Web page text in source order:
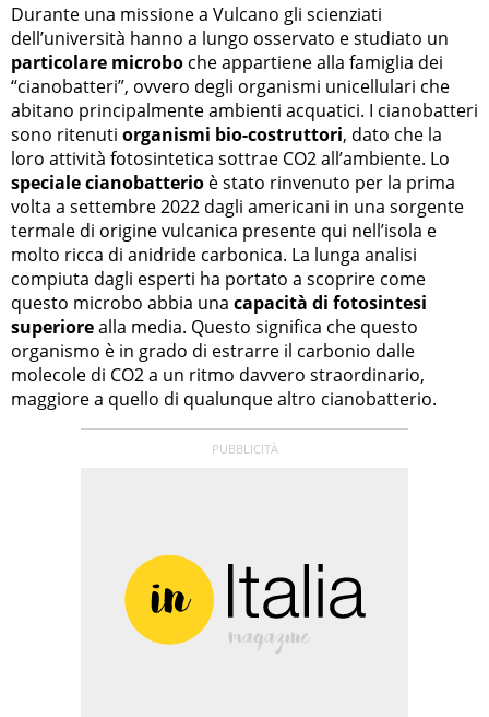
Durante una missione a Vulcano gli scienziati
dell’università hanno a lungo osservato e studiato un
particolare microbo che appartiene alla famiglia dei
“cianobatteri”, ovvero degli organismi unicellulari che
abitano principalmente ambienti acquatici. I cianobatteri
sono ritenuti organismi bio-costruttori, dato che la
loro attività fotosintetica sottrae CO2 all’ambiente. Lo
speciale cianobatterio è stato rinvenuto per la prima
volta a settembre 2022 dagli americani in una sorgente
termale di origine vulcanica presente qui nell’isola e
molto ricca di anidride carbonica. La lunga analisi
compiuta dagli esperti ha portato a scoprire come
questo microbo abbia una capacità di fotosintesi
superiorealla media. Questo significa che questo
organismo è in grado di estrarre il carbonio dalle
molecole di CO2 a un ritmo davvero straordinario,
maggiore a quello di qualunque altro cianobatterio.